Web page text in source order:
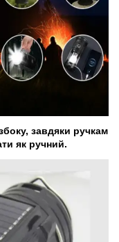
завдяки ручкам
як ручний.